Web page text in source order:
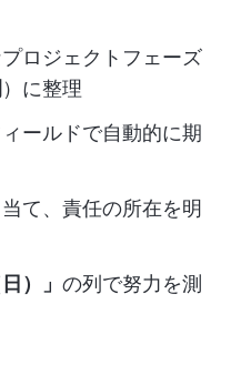
ロジェクトフェーズ
）に整理
ィールドで自動的に期
て、責任の所在を明
）」 の列で努力を測